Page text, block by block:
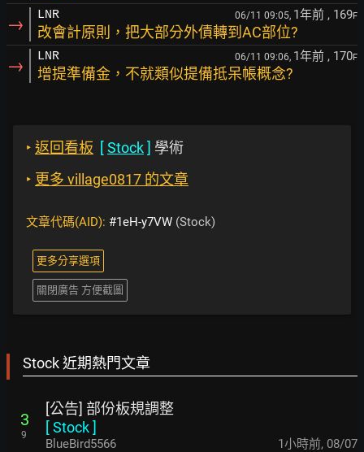
→ LNR 06/11 09:05, 1年前 , 169F
改會計原則，把大部分外債轉到AC部位?
→ LNR 06/11 09:06, 1年前 , 170F
增提準備金，不就類似提備抵呆帳概念?
‣ 返回看板 [Stock] 學術
‣ 更多 village0817 的文章
文章代碼(AID): #1eH-y7VW (Stock)
更多分享選項
關閉廣告 方便截圖
Stock 近期熱門文章
3
9
[公告] 部份板規調整
[Stock]
BlueBird5566 1小時前, 08/07